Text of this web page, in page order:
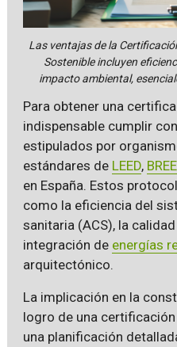
Las ventajas de la
Sostenible incluyen
impacto ambiental,
Para obtener una
indispensable cumplir
estipulados por
estándares de LEED,
en España. Estos
como la eficiencia del
sanitaria (ACS), la
integración de energías
arquitectónico.
La implicación en la
logro de una
una planificación